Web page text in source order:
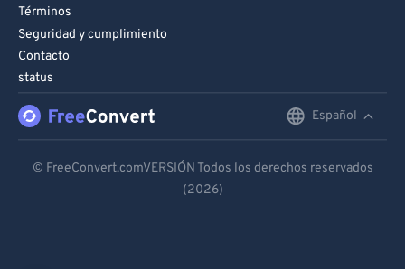
Términos
Seguridad y cumplimiento
Contacto
status
Español
Español
© FreeConvert.comVERSIÓN Todos los derechos reservados
(2026)